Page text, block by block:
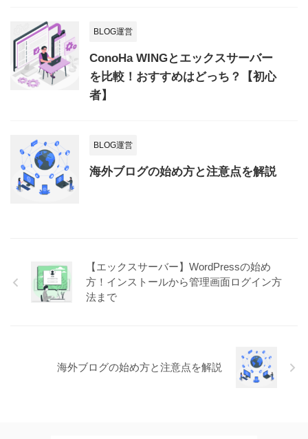
BLOG運営
ConoHa WINGとエックスサーバー
を比較！おすすめはどっち？【初心
者】
BLOG運営
海外ブログの始め方と注意点を解説
【エックスサーバー】WordPressの始め
方！インストールから管理画面ログイン方
法まで
海外ブログの始め方と注意点を解説